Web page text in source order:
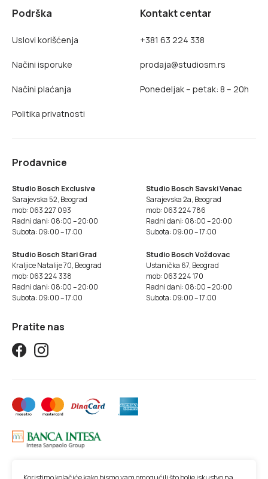
Podrška
Uslovi korišćenja
Načini isporuke
Načini plaćanja
Politika privatnosti
Kontakt centar
+381 63 224 338
prodaja@studiosm.rs
Ponedeljak – petak: 8 – 20h
Prodavnice
Studio Bosch Exclusive
Sarajevska 52, Beograd
mob: 063 227 093
Radni dani: 08:00 – 20:00
Subota: 09:00 – 17:00
Studio Bosch Savski Venac
Sarajevska 2a, Beograd
mob: 063 224 786
Radni dani: 08:00 – 20:00
Subota: 09:00 – 17:00
Studio Bosch Stari Grad
Kraljice Natalije 70, Beograd
mob: 063 224 338
Radni dani: 08:00 – 20:00
Subota: 09:00 – 17:00
Studio Bosch Voždovac
Ustanička 67, Beograd
mob: 063 224 170
Radni dani: 08:00 – 20:00
Subota: 09:00 – 17:00
Pratite nas